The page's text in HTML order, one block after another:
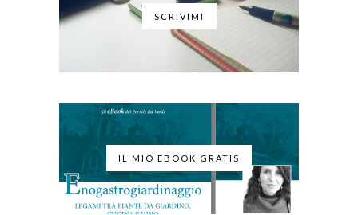
SCRIVIMI
IL MIO EBOOK GRATIS